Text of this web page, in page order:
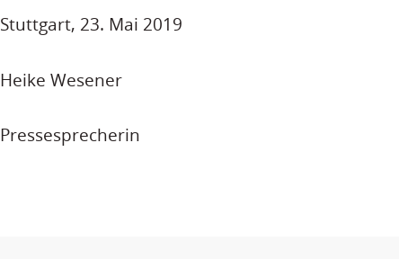
Stuttgart, 23. Mai 2019
Heike Wesener
Pressesprecherin